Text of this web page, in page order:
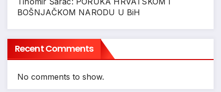
BOŠNJAČKOM NARODU U BiH
Recent Comments
No comments to show.